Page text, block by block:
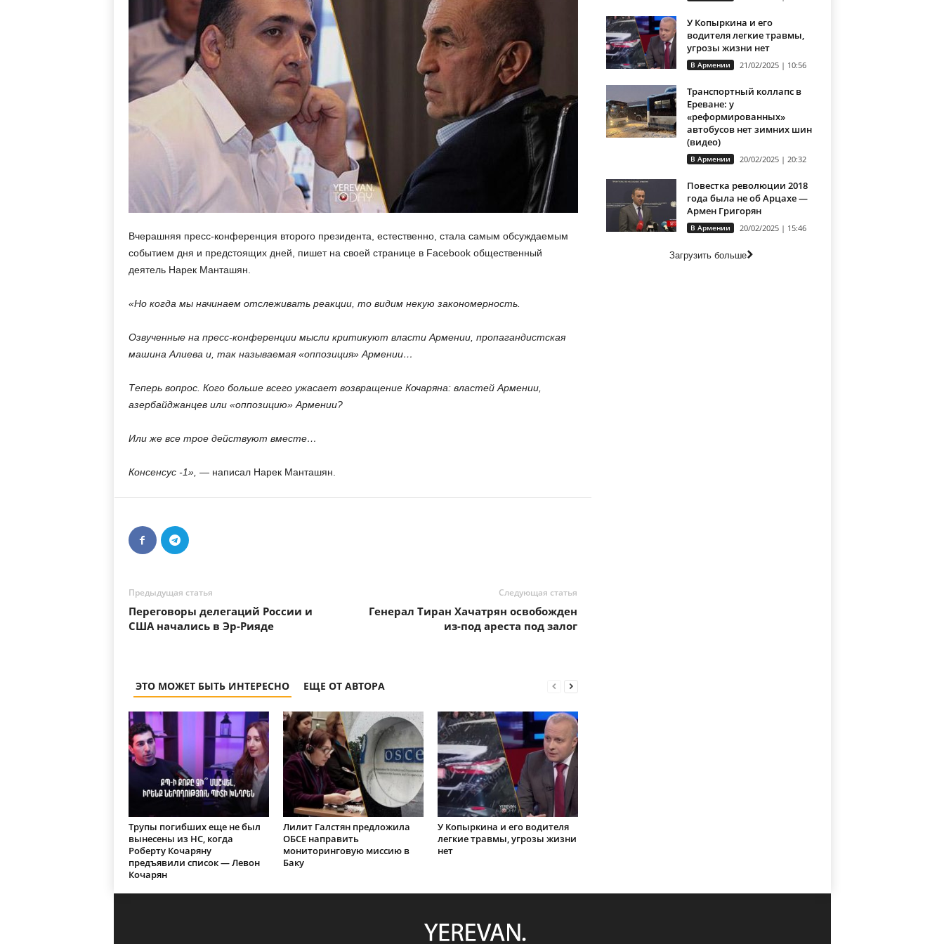
Вчерашняя пресс-конференция второго президента, естественно, стала самым обсуждаемым
событием дня и предстоящих дней, пишет на своей странице в Facebook общественный
деятель Нарек Манташян.
«Но когда мы начинаем отслеживать реакции, то видим некую закономерность.
Озвученные на пресс-конференции мысли критикуют власти Армении, пропагандистская
машина Алиева и, так называемая «оппозиция» Армении…
Теперь вопрос. Кого больше всего ужасает возвращение Кочаряна: властей Армении,
азербайджанцев или «оппозицию» Армении?
Или же все трое действуют вместе…
Консенсус -1», — написал Нарек Манташян.
Предыдущая статья
Переговоры делегаций России и
США начались в Эр-Рияде
Следующая статья
Генерал Тиран Хачатрян освобожден
из-под ареста под залог
ЭТО МОЖЕТ БЫТЬ ИНТЕРЕСНО ЕЩЕ ОТ АВТОРА
Трупы погибших еще не был
вынесены из НС, когда
Роберту Кочаряну
предъявили список — Левон
Кочарян
Лилит Галстян предложила
ОБСЕ направить
мониторинговую миссию в
Баку
У Копыркина и его водителя
легкие травмы, угрозы жизни
нет
У Копыркина и его
водителя легкие травмы,
угрозы жизни нет
В Армении 21/02/2025 | 10:56
Транспортный коллапс в
Ереване: у
«реформированных»
автобусов нет зимних шин
(видео)
В Армении 20/02/2025 | 20:32
Повестка революции 2018
года была не об Арцахе —
Армен Григорян
В Армении 20/02/2025 | 15:46
Загрузить больше